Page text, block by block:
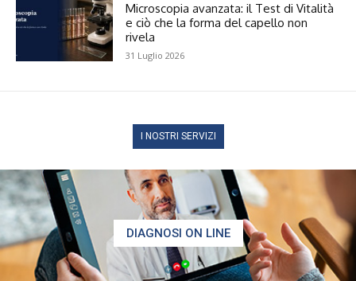
Microscopia avanzata: il Test di Vitalità
e ciò che la forma del capello non
rivela
31 Luglio 2026
I NOSTRI SERVIZI
DIAGNOSI ON LINE